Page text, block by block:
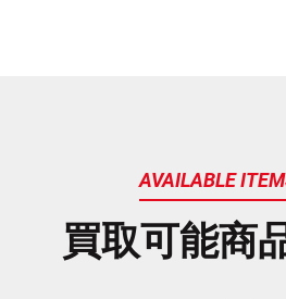
AVAILABLE
買取可能商